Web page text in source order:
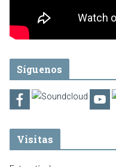
Síguenos
Visitas